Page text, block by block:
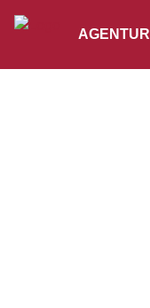
AGENTUR